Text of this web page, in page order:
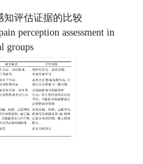
知评估证据的比较
perception assessment in
groups